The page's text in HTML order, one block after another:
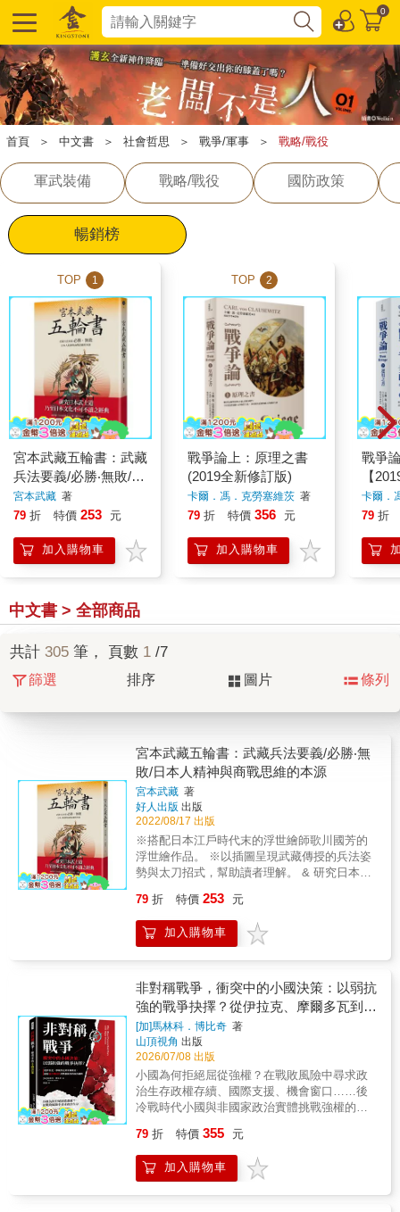
0
首頁 ＞ 中文書 ＞ 社會哲思 ＞ 戰爭/軍事 ＞ 戰略/戰役
軍武裝備 戰略/戰役 國防政策
暢銷榜
TOP 1
宮本武藏五輪書：武藏
兵法要義/必勝‧無敗/日
本人精神與商戰思維的
本源
宮本武藏 著
79 折 特價 253 元
加入購物車
TOP 2
戰爭論上：原理之書
(2019全新修訂版)
卡爾．馮．克勞塞維茨 著
79 折 特價 356 元
加入購物車
戰爭
【
版】
卡爾．
79 折
中文書 > 全部商品
共計 305 筆， 頁數 1 /7
篩選 排序 圖片 條列
宮本武藏五輪書：武藏兵法要義/必勝‧無
敗/日本人精神與商戰思維的本源
宮本武藏 著
好人出版 出版
2022/08/17 出版
※搭配日本江戶時代末的浮世繪師歌川國芳的
浮世繪作品。 ※以插圖呈現武藏傳授的兵法姿
勢與太刀招式，幫助讀者理解。 & 研究日本武
兵法書之一，與《孫子兵法》、《戰爭論》齊
名 ◆哈佛商學院列為學生必讀書 ◆日本經營之
神松下幸之助、美國奇異前執行長威爾許一致
業管理、個人成功等領域 & 真正的劍術是與敵
人戰鬥時取勝的方法，別無他物。――宮本武
藏 & 宮本武藏十三歲出道，第一次決鬥是在十
三歲那年，擊敗了一名新當流的兵法家有馬喜
兵衛，十六歳擊敗但馬國秋山的怪力兵法高
手，二十一歲時幾乎跟所有流派都交過手，三
十歲前已經與人決鬥六十餘回，未嘗敗績。當
武藏三十歳時回顧昔日戰績，發現那些勝利並
不代表自己已經達到兵法宗匠的境地，於是從
此日以繼夜地尋找兵法奧義，五十五歳時終於
鑽研總結成《五輪書》。武藏兵法的唯一奧義
――必勝――以擊敗對手為終極目的。 & 二戰
後，日本企業在競爭激烈的全球貿易中取得巨
79 折 特價 253 元
加入購物車
非對稱戰爭，衝突中的小國決策：以弱抗
強的戰爭抉擇？從伊拉克、摩爾多瓦到塞
爾維亞，解析後冷戰時代非對稱衝突的政
治邏輯
[加]馬林科．博比奇 著
山頂視角 出版
2026/07/08 出版
小國為何拒絕屈從強權？在戰敗風險中尋求政
治生存政權存續、國際支援、機會窗口……後
冷戰時代小國與非國家政治實體挑戰強權的理
代常規非對稱衝突，試圖回答一個看似矛盾的
問題：為何小國或非國家政治實體，明知實力
遠遜於大國，仍會選擇軍事對抗？作者馬林
79 折 特價 355 元
加入購物車